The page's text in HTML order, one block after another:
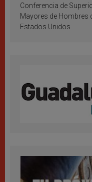
Conferencia de
Mayores de Hombres
Estados Unidos